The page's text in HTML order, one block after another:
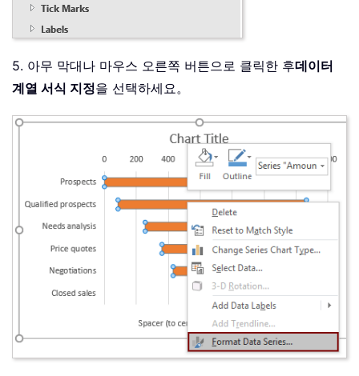
5. 아무 막대나 마우스 오른쪽 버튼으로 클릭한 후데이터
계열 서식 지정을 선택하세요。